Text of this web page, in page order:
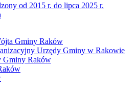
od 2015 r. do lipca 2025 r.
Gminy Raków
Urzędy Gminy w Rakowie
Gminy Raków